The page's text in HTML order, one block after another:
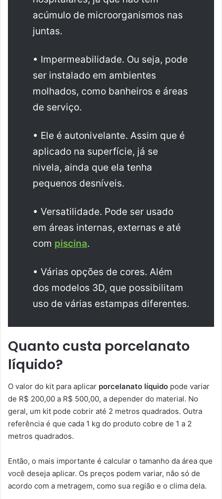
acúmulo de microorganismos nas
juntas.
• Impermeabilidade. Ou seja, pode
ser instalado em ambientes
molhados, como banheiros e áreas
de serviço.
• Ele é autonivelante. Assim que é
aplicado na superfície, já se
nivela, ainda que ela tenha
pequenos desníveis.
• Versatilidade. Pode ser usado
em áreas internas, externas e até
com piscina.
• Várias opções de cores. Além
dos modelos 3D, que possibilitam
uso de várias estampas diferentes.
Quanto custa porcelanato
líquido?
O valor do kit para aplicar porcelanato líquido pode variar
de R$ 200,00 a R$ 500,00, a depender do material. No
geral, um kit pode cobrir até 2 metros quadrados. Outra
referência é que cada 1 kg do produto cobre de 1 a 2
metros quadrados.
Então, o mais importante é calcular o tamanho da área que
você deseja aplicar. Os preços podem variar, não só de
acordo com a metragem, como sua região e o clima dela.